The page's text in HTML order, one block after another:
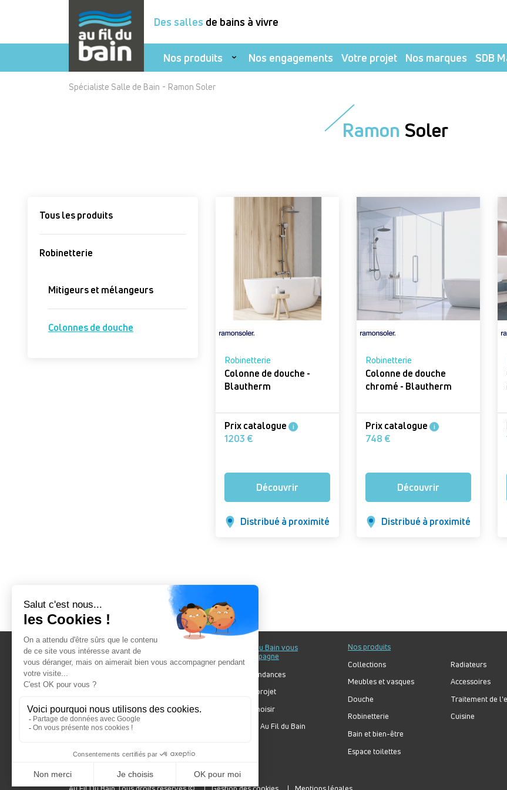
Des salles de bains à vivre
Nos produits Nos engagements Votre projet Nos marques SDB
Spécialiste Salle de Bain - Ramon Soler
Ramon Soler
Tous les produits
Robinetterie
Mitigeurs et mélangeurs
Colonnes de douche
Robinetterie
Colonne de douche -
Blautherm
Prix catalogue i
1203 €
Découvrir
Distribué à proximité
Robinetterie
Colonne de douche
chromé - Blautherm
Prix catalogue i
748 €
Découvrir
Distribué à proximité
Au fil du Bain
Nos showrooms
Nos engagements
Algorel
Au fil du Bain vous
accompagne
Nos tendances
Votre projet
Bien choisir
Forum Au Fil du Bain
Nos produits
Collections
Meubles et vasques
Douche
Robinetterie
Bain et bien-être
Espace toilettes
Radiateurs
Accessoires
Traitement de
Cuisine